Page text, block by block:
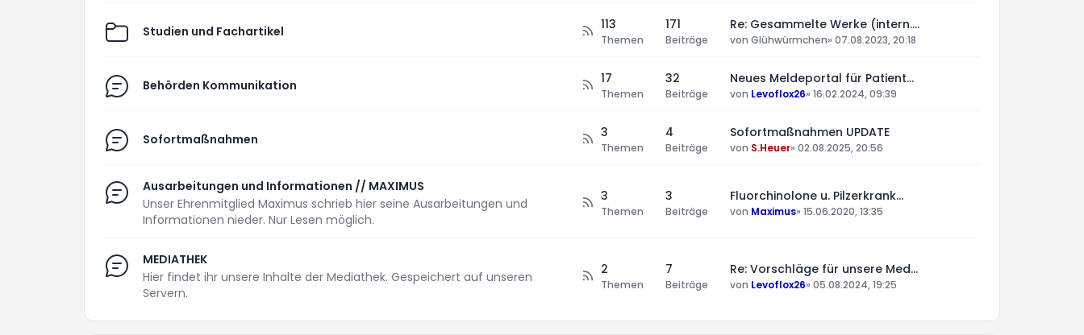
Studien und Fachartikel 113
Themen
171
Beiträge
Re: Gesammelte Werke (intern.…
von Glühwürmchen» 07.08.2023, 20:18
Behörden Kommunikation 17
Themen
32
Beiträge
Neues Meldeportal für Patient…
von Levoflox26» 16.02.2024, 09:39
Sofortmaßnahmen 3
Themen
4
Beiträge
Sofortmaßnahmen UPDATE
von S.Heuer» 02.08.2025, 20:56
Ausarbeitungen und Informationen // MAXIMUS
Unser Ehrenmitglied Maximus schrieb hier seine Ausarbeitungen und
Informationen nieder. Nur Lesen möglich.
3
Themen
3
Beiträge
Fluorchinolone u. Pilzerkrank…
von Maximus» 15.06.2020, 13:35
MEDIATHEK
Hier findet ihr unsere Inhalte der Mediathek. Gespeichert auf unseren
Servern.
2
Themen
7
Beiträge
Re: Vorschläge für unsere Med…
von Levoflox26» 05.08.2024, 19:25